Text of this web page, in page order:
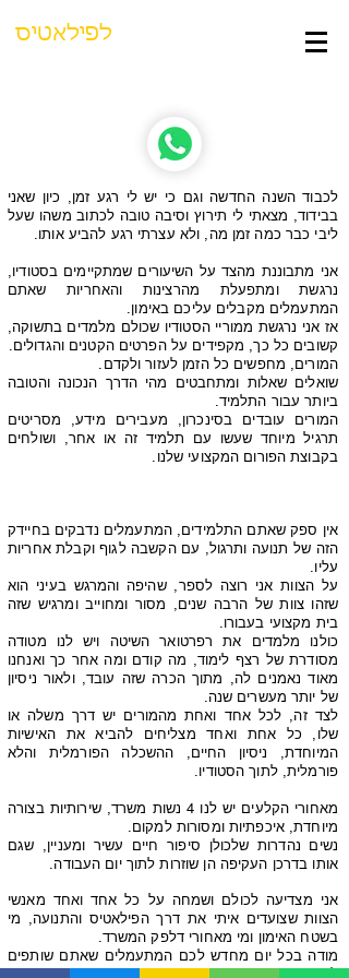
לפילאטיס
לכבוד השנה החדשה וגם כי יש לי רגע זמן, כיון שאני
בבידוד, מצאתי לי תירוץ וסיבה טובה לכתוב משהו שעל
ליבי כבר כמה זמן מה, ולא עצרתי רגע להביע אותו.
אני מתבוננת מהצד על השיעורים שמתקיימים בסטודיו,
נרגשת ומתפעלת מהרצינות והאחריות שאתם
המתעמלים מקבלים עליכם באימון.
אז אני נרגשת ממוריי הסטודיו שכולם מלמדים בתשוקה,
קשובים כל כך, מקפידים על הפרטים הקטנים והגדולים.
המורים, מחפשים כל הזמן לעזור ולקדם.
שואלים שאלות ומתחבטים מהי הדרך הנכונה והטובה
ביותר עבור התלמיד.
המורים עובדים בסינכרון, מעבירים מידע, מסריטים
תרגיל מיוחד שעשו עם תלמיד זה או אחר, ושולחים
בקבוצת הפורום המקצועי שלנו.
אין ספק שאתם התלמידים, המתעמלים נדבקים בחיידק
הזה של תנועה ותרגול, עם הקשבה לגוף וקבלת אחריות
עליו.
על הצוות אני רוצה לספר, שהיפה והמרגש בעיני הוא
שזהו צוות של הרבה שנים, מסור ומחוייב ומרגיש שזה
בית מקצועי בעבורו.
כולנו מלמדים את רפרטואר השיטה ויש לנו מטודה
מסודרת של רצף לימוד, מה קודם ומה אחר כך ואנחנו
מאוד נאמנים לה, מתוך הכרה שזה עובד, ולאור ניסיון
של יותר מעשרים שנה.
לצד זה, לכל אחד ואחת מהמורים יש דרך משלה או
שלו, כל אחת ואחד מצליחים להביא את האישיות
המיוחדת, ניסיון החיים, ההשכלה הפורמלית והלא
פורמלית, לתוך הסטודיו.
מאחורי הקלעים יש לנו 4 נשות משרד, שירותיות בצורה
מיוחדת, איכפתיות ומסורות למקום.
נשים נהדרות שלכולן סיפור חיים עשיר ומעניין, שגם
אותו בדרכן העקיפה הן שוזרות לתוך יום העבודה.
אני מצדיעה לכולם ושמחה על כל אחד ואחד מאנשי
הצוות שצועדים איתי את דרך הפילאטיס והתנועה, מי
בשטח האימון ומי מאחורי דלפק המשרד.
מודה בכל יום מחדש לכם המתעמלים שאתם שותפים